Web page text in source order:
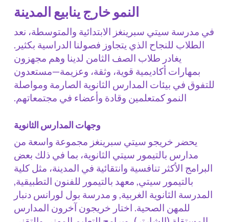
النمو خارج ينابيع المدينة
في مدرسة سيتي سبرينغز الابتدائية والمتوسطة، نعد
الطلاب للنجاح الذي يتجاوز فصولنا الدراسية بكثير.
يغادر طلاب الصف الثامن لدينا وهم مجهزون
بمهارات أكاديمية قوية، وثقة، وعزيمة—مستعدون
للتفوق في بيئات المدارس الثانوية الصارمة ومواصلة
النمو كمتعلمين وقادة وأعضاء في مجتمعاتهم.
وجهات المدارس الثانوية
يحضر خريجو سيتي سبرينغز مجموعة واسعة من
مدارس بالتيمور سيتي الثانوية، بما في ذلك بعض
البرامج الأكثر تنافسية وانتقائية في المدينة، مثلكلية
بالتيمور سيتي, معهد بالتيمور للفنون التطبيقية,
المدرسة الثانوية الغربية, و مدرسة بول لورانس دنبار
للمهن الصحية. اختار خريجون آخرون المدارس